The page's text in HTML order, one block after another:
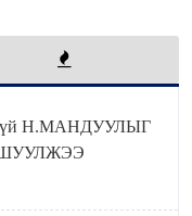
Н.МАНДУУЛЫГ